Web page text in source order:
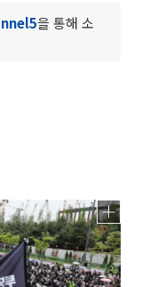
을 통해 소